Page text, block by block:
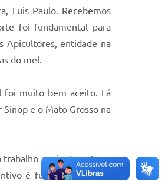
Luis Paulo. Recebemos
foi fundamental para
Apicultores, entidade na
do mel.
foi muito bem aceito. Lá
e o Mato Grosso na
trabalho conjunto entre o
é fundamental para